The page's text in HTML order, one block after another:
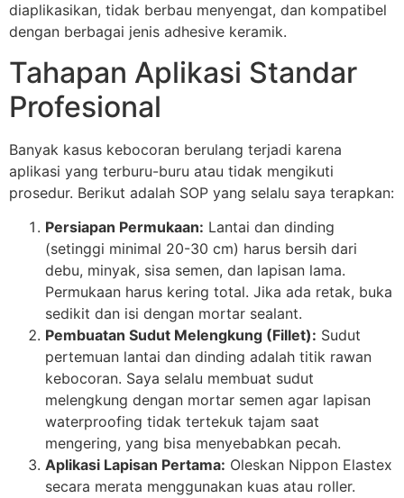
diaplikasikan, tidak berbau menyengat, dan kompatibel
dengan berbagai jenis adhesive keramik.
Tahapan Aplikasi Standar
Profesional
Banyak kasus kebocoran berulang terjadi karena
aplikasi yang terburu-buru atau tidak mengikuti
prosedur. Berikut adalah SOP yang selalu saya terapkan:
Persiapan Permukaan: Lantai dan dinding
(setinggi minimal 20-30 cm) harus bersih dari
debu, minyak, sisa semen, dan lapisan lama.
Permukaan harus kering total. Jika ada retak, buka
sedikit dan isi dengan mortar sealant.
Pembuatan Sudut Melengkung (Fillet): Sudut
pertemuan lantai dan dinding adalah titik rawan
kebocoran. Saya selalu membuat sudut
melengkung dengan mortar semen agar lapisan
waterproofing tidak tertekuk tajam saat
mengering, yang bisa menyebabkan pecah.
Aplikasi Lapisan Pertama: Oleskan Nippon Elastex
secara merata menggunakan kuas atau roller.